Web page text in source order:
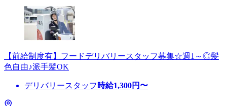
【前給制度有】フードデリバリースタッフ募集☆週1～◎髪
色自由♪派手髪OK
デリバリースタッフ 時給1,300円〜